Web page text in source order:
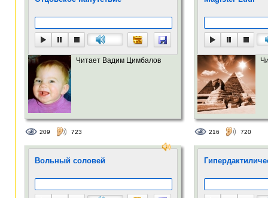
Читает Вадим Цимбалов
209 723 216 720
Вольный соловей